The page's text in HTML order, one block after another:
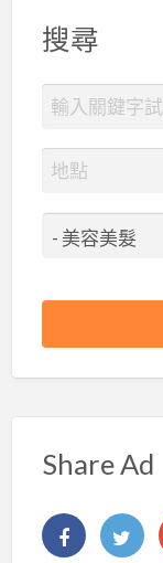
搜尋
Share Ad